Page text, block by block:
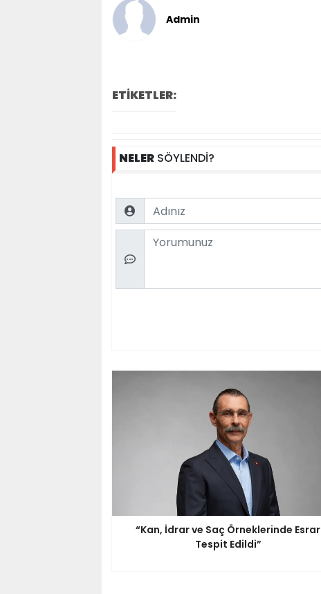
Admin
ETİKETLER:
NELER SÖYLENDİ?
Name
Comment
“Kan, İdrar ve Saç Örneklerinde Esrar
Tespit Edildi”